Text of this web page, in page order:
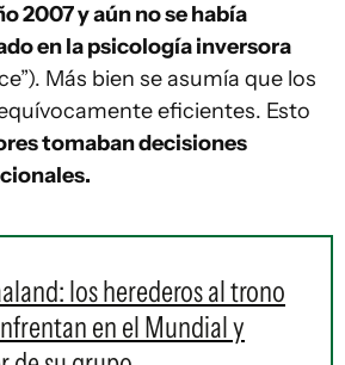
2007 y aún no se había
en la psicología inversora
Más bien se asumía que los
eficientes. Esto
tomaban decisiones
los herederos al trono
en el Mundial y